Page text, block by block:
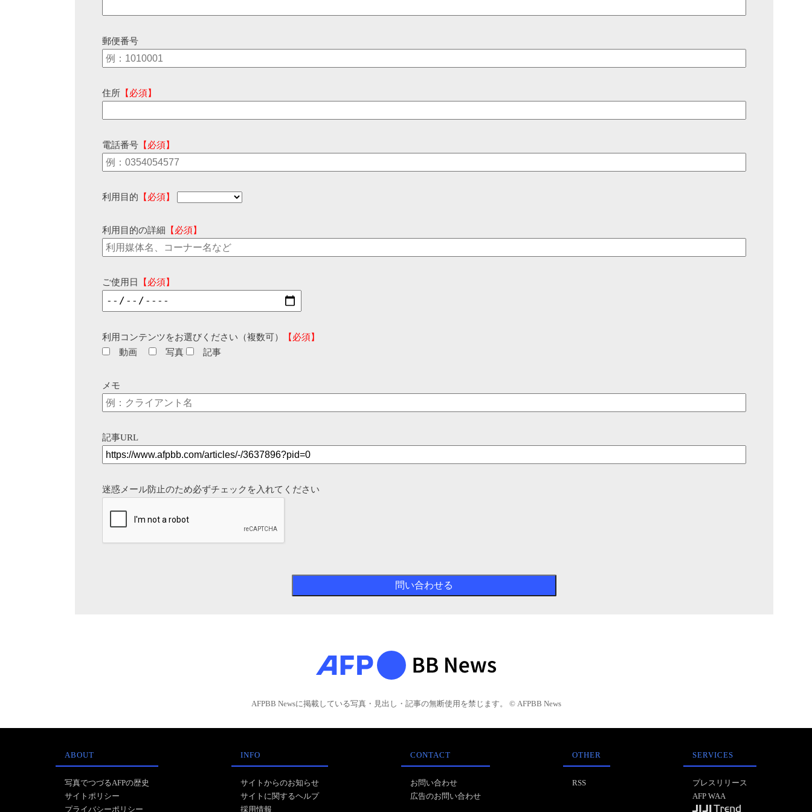
郵便番号
住所 【必須】
電話番号 【必須】
利用目的 【必須】
利用目的の詳細 【必須】
ご使用日 【必須】
利用コンテンツをお選びください（複数可）
【必須】
動画
写真 記事
メモ
記事URL
迷惑メール防止のため必ずチェックを入れてください
AFPBB Newsに掲載している写真・見出し・記事の無断使用を禁じます。 © AFPBB News
ABOUT
写真でつづるAFPの歴史
サイトポリシー
プライバシーポリシー
INFO
サイトからのお知らせ
サイトに関するヘルプ
採用情報
CONTACT
お問い合わせ
広告のお問い合わせ
OTHER
RSS
SERVICES
プレスリリース
AFP WAA